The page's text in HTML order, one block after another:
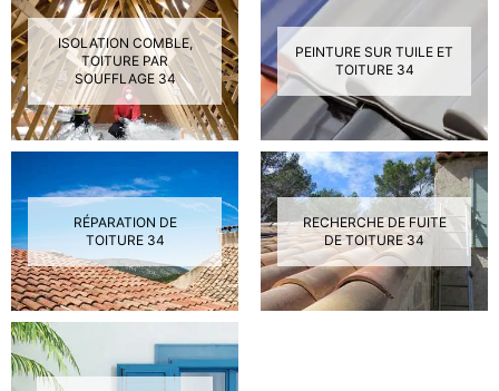
ISOLATION COMBLE,
TOITURE PAR
SOUFFLAGE 34
PEINTURE SUR TUILE ET
TOITURE 34
RÉPARATION DE
TOITURE 34
RECHERCHE DE FUITE
DE TOITURE 34